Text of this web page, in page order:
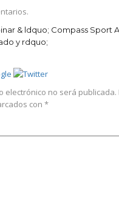
& ldquo; Compass Sport
y rdquo;
electrónico no será publicada.
con *